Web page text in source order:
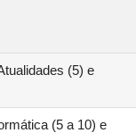
(5) e
(5 a 10) e